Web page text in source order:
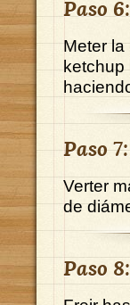
Paso 6:
Meter
ketchup
Paso 7:
Verter
de
Paso 8: